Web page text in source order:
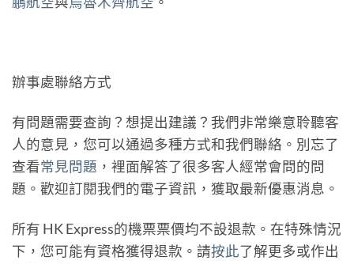
辦事處聯絡方式
有問題需要查詢？想提出建議？我們非常樂意聆聽客
人的意見，您可以通過多種方式和我們聯絡。別忘了
查看常見問題 ，裡面解答了很多客人經常會問的問
題。歡迎訂閱我們的電子資訊，獲取最新優惠消息。
所有 HK Express的機票票價均不設退款。在特殊情況
下，您可能有資格獲得退款。請按此了解更多或作出